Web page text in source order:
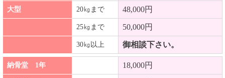
大型 20㎏まで 48,000円
25㎏まで 50,000円
30㎏以上 御相談下さい。
納骨堂 1年 18,000円